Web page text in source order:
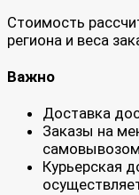
Стоимость
региона и веса
Важно
Доставка
Заказы на
Курьерская